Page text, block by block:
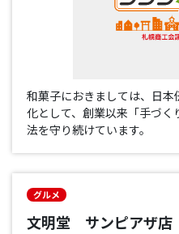
和菓子におきましては、日
化として、創業以来「手づ
法を守り続けています。
グルメ
文明堂 サンピアザ店